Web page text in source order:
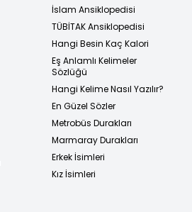
İslam Ansiklopedisi
TÜBİTAK Ansiklopedisi
Hangi Besin Kaç Kalori
Eş Anlamlı Kelimeler
Sözlüğü
Hangi Kelime Nasıl Yazılır?
En Güzel Sözler
Metrobüs Durakları
Marmaray Durakları
Erkek İsimleri
Kız İsimleri